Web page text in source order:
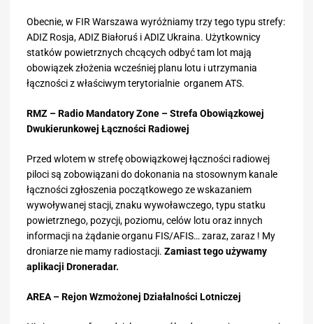
Obecnie, w FIR Warszawa wyróżniamy trzy tego typu strefy:
ADIZ Rosja, ADIZ Białoruś i ADIZ Ukraina. Użytkownicy
statków powietrznych chcących odbyć tam lot mają
obowiązek złożenia wcześniej planu lotu i utrzymania
łączności z właściwym terytorialnie organem ATS.
RMZ – Radio Mandatory Zone – Strefa Obowiązkowej
Dwukierunkowej Łączności Radiowej
Przed wlotem w strefę obowiązkowej łączności radiowej
piloci są zobowiązani do dokonania na stosownym kanale
łączności zgłoszenia początkowego ze wskazaniem
wywoływanej stacji, znaku wywoławczego, typu statku
powietrznego, pozycji, poziomu, celów lotu oraz innych
informacji na żądanie organu FIS/AFIS… zaraz, zaraz ! My
droniarze nie mamy radiostacji. Zamiast tego używamy
aplikacji Droneradar.
AREA – Rejon Wzmożonej Działalności Lotniczej